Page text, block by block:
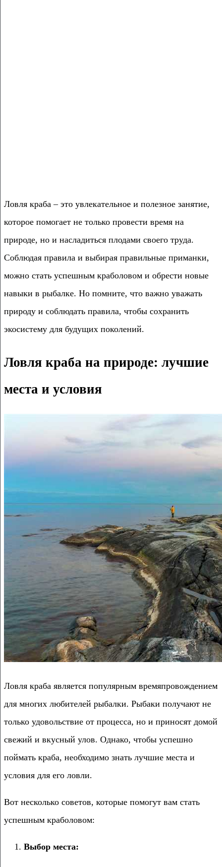
Ловля краба – это увлекательное и полезное занятие,
которое помогает не только провести время на
природе, но и насладиться плодами своего труда.
Соблюдая правила и выбирая правильные приманки,
можно стать успешным краболовом и обрести новые
навыки в рыбалке. Но помните, что важно уважать
природу и соблюдать правила, чтобы сохранить
экосистему для будущих поколений.
Ловля краба на природе: лучшие
места и условия
Ловля краба является популярным времяпровождением
для многих любителей рыбалки. Рыбаки получают не
только удовольствие от процесса, но и приносят домой
свежий и вкусный улов. Однако, чтобы успешно
поймать краба, необходимо знать лучшие места и
условия для его ловли.
Вот несколько советов, которые помогут вам стать
успешным краболовом:
Выбор места: